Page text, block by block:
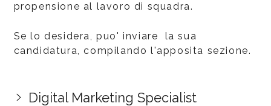
propensione al lavoro di squadra.
Se lo desidera, puo' inviare la sua
candidatura, compilando l'apposita sezione.
Digital Marketing Specialist